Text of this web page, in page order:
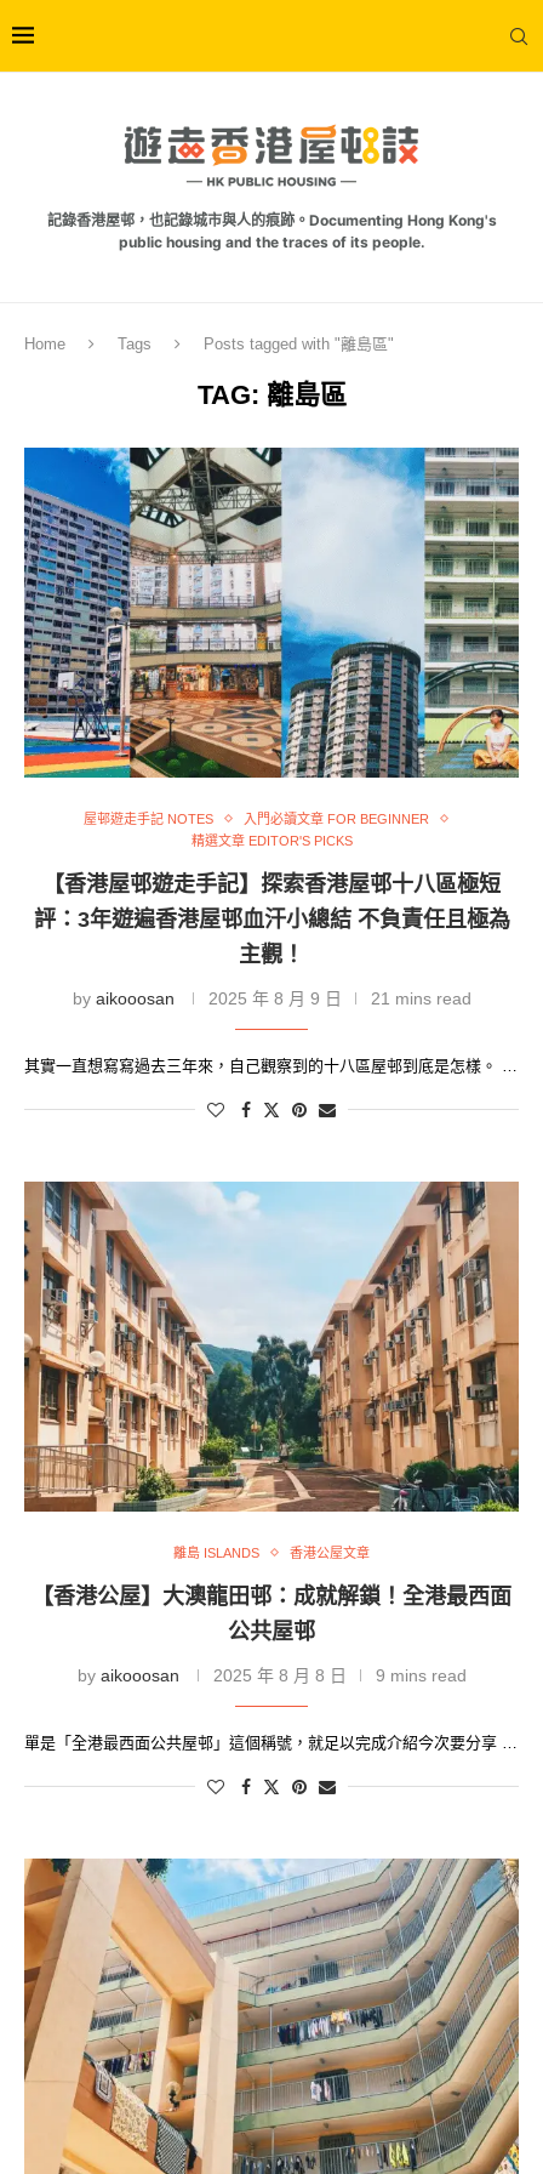
記錄香港屋邨，也記錄城市與人的痕跡。Documenting Hong Kong's
public housing and the traces of its people.
Home Tags Posts tagged with "離島區"
TAG: 離島區
屋邨遊走手記 NOTES
入門必讀文章 FOR BEGINNER
精選文章 EDITOR'S PICKS
【香港屋邨遊走手記】探索香港屋邨十八區極短
評：3年遊遍香港屋邨血汗小總結 不負責任且極為
主觀！
by aikooosan 2025 年 8 月 9 日 21 mins read
其實一直想寫寫過去三年來，自己觀察到的十八區屋邨到底是怎樣。 …
離島 ISLANDS 香港公屋文章
【香港公屋】大澳龍田邨：成就解鎖！全港最西面
公共屋邨
by aikooosan 2025 年 8 月 8 日 9 mins read
單是「全港最西面公共屋邨」這個稱號，就足以完成介紹今次要分享 …